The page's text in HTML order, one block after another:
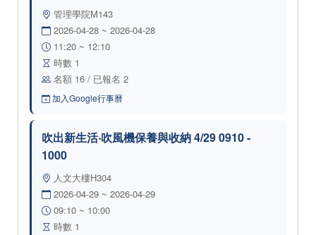
管理學院M143
2026-04-28 ~ 2026-04-28
11:20 ~ 12:10
時數 1
名額 16 / 已報名 2
加入Google行事曆
吹出新生活‧吹風機保養與收納 4/29 0910 -
1000
人文大樓H304
2026-04-29 ~ 2026-04-29
09:10 ~ 10:00
時數 1